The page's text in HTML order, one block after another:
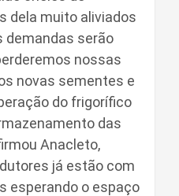
dela muito aliviados
demandas serão
nossas
novas sementes e
do frigorífico
das
Anacleto,
já estão com
esperando o espaço